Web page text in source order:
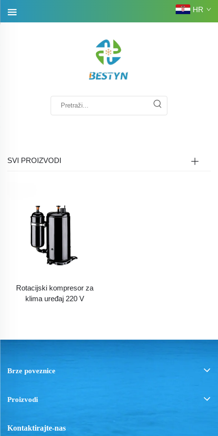
HR
SVI PROIZVODI
Rotacijski kompresor za
klima uređaj 220 V
Brze poveznice
Proizvodi
Kontaktirajte-nas